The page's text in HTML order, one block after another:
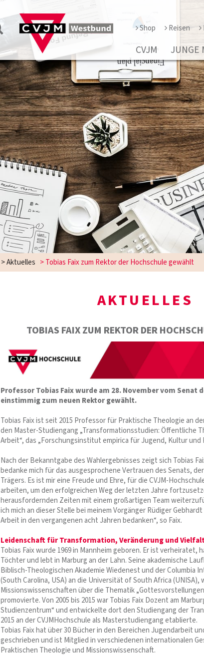
Shop Reisen
CVJM JUNGE
>Aktuelles >Tobias Faix zum Rektor der Hochschule gewählt
AKTUELLES
TOBIAS FAIX ZUM REKTOR DER
Professor Tobias Faix wurde am 28. November vom Senat
einstimmig zum neuen Rektor gewählt.
Tobias Faix ist seit 2015 Professor für Praktische Theologie an
den Master-Studiengang „Transformationsstudien: Öffentliche
Arbeit“, das „Forschungsinstitut empirica für Jugend, Kultur und
Nach der Bekanntgabe des Wahlergebnisses zeigt sich Tobias
bedanke mich für das ausgesprochene Vertrauen des Senats,
Trägers. Es ist mir eine Freude und Ehre, für die CVJM-
arbeiten, um den erfolgreichen Weg der letzten Jahre
herausfordernden Zeiten mit einem großartigen Team
ich mich an dieser Stelle bei meinem Vorgänger Rüdiger
Arbeit in den vergangenen acht Jahren bedanken“, so Faix.
Leidenschaft für Transformation, Veränderung und
Tobias Faix wurde 1969 in Mannheim geboren. Er ist verheiratet,
Töchter und lebt in Marburg an der Lahn. Seine akademische
Biblisch-Theologischen Akademie Wiedenest und der Columbia
(South Carolina, USA) an die Universität of South Africa (UNISA),
Missionswissenschaften über die Thematik
promovierte. Von 2005 bis 2015 war Tobias Faix Dozent am
Studienzentrum“ und entwickelte dort den Studiengang der
2015 an der CVJMHochschule als Masterstudiengang etablierte.
Tobias Faix hat über 30 Bücher in den Bereichen Jugendarbeit
geschrieben und ist Mitglied in verschiedenen internationalen
Praktischen Theologie und Missionswissenschaft.